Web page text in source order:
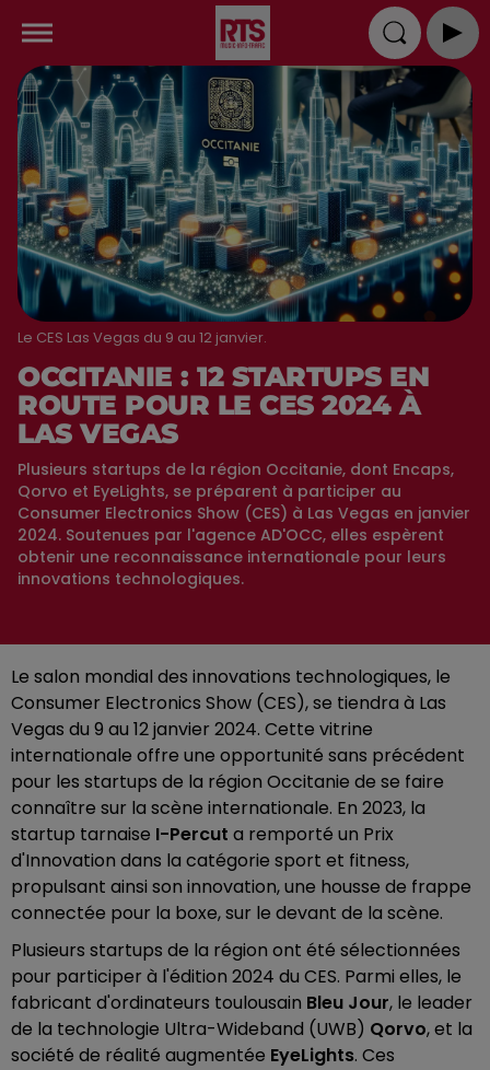
Le CES Las Vegas du 9 au 12 janvier.
OCCITANIE : 12 STARTUPS EN
ROUTE POUR LE CES 2024 À
LAS VEGAS
Plusieurs startups de la région Occitanie, dont Encaps,
Qorvo et EyeLights, se préparent à participer au
Consumer Electronics Show (CES) à Las Vegas en janvier
2024. Soutenues par l'agence AD'OCC, elles espèrent
obtenir une reconnaissance internationale pour leurs
innovations technologiques.
Le salon mondial des innovations technologiques, le
Consumer Electronics Show (CES), se tiendra à Las
Vegas du 9 au 12 janvier 2024. Cette vitrine
internationale offre une opportunité sans précédent
pour les startups de la région Occitanie de se faire
connaître sur la scène internationale. En 2023, la
startup tarnaise I-Percut a remporté un Prix
d'Innovation dans la catégorie sport et fitness,
propulsant ainsi son innovation, une housse de frappe
connectée pour la boxe, sur le devant de la scène.
Plusieurs startups de la région ont été sélectionnées
pour participer à l'édition 2024 du CES. Parmi elles, le
fabricant d'ordinateurs toulousain Bleu Jour, le leader
de la technologie Ultra-Wideband (UWB) Qorvo, et la
société de réalité augmentée EyeLights. Ces